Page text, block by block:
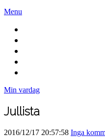
Menu
Min vardag
Jullista
2016/12/17 20:57:58 Inga